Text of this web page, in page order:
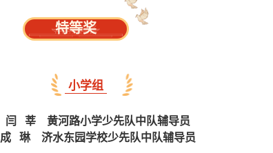
特等奖
小学组
闫 莘 黄河路小学少先队中队辅导员
成 琳 济水东园学校少先队中队辅导员